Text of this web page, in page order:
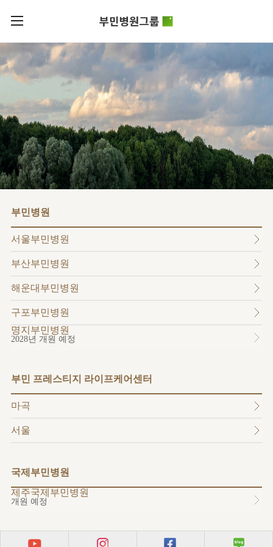
로그인
회원가입
부민병원그룹소개
비전과
부민스토리
이사장소개
HI
HSS
글로벌
얼라이언스
연혁
조직도
오시는길
의료진
외래진료
부민병원그룹소식
사회공헌
후원안내
언론보도
건강토크
입찰공고
부민병원
40주년
역사관
병원/
센터
서울부민병원
부산부민병원
해운대부민병원
프레스티지
라이프케어센터
KOR
ENG
RUS
부민병원
서울부민병원
부산부민병원
해운대부민병원
구포부민병원
명지부민병원
2028년 개원 예정
부민 프레스티지 라이프케어센터
마곡
서울
국제부민병원
제주국제부민병원
개원 예정